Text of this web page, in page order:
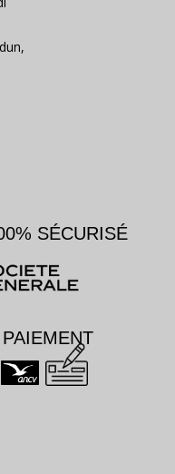
SÉCURISÉ